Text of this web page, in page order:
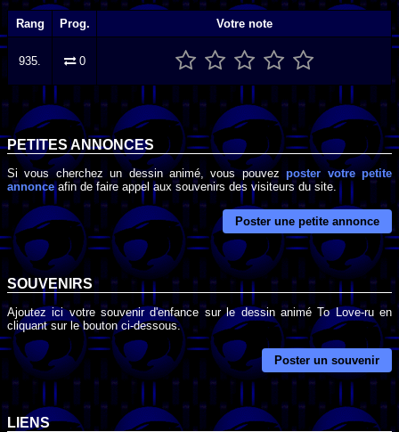
Rang Prog. Votre note
935. 0
PETITES ANNONCES
Si vous cherchez un dessin animé, vous pouvezposter votre petite
annonceafin de faire appel aux souvenirs des visiteurs du site.
Poster une petite annonce
SOUVENIRS
Ajoutez ici votre souvenir d'enfance sur le dessin animé To Love-ru en
cliquant sur le bouton ci-dessous.
Poster un souvenir
LIENS